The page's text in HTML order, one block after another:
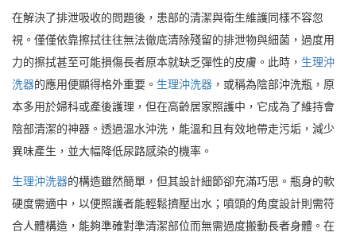
在解決了排泄吸收的問題後，患部的清潔與衛生維護同樣不容忽
視。僅僅依靠擦拭往往無法徹底清除殘留的排泄物與細菌，過度用
力的擦拭甚至可能損傷長者原本就缺乏彈性的皮膚。此時， 生理沖
洗器的應用便顯得格外重要。 生理沖洗器 ，或稱為陰部沖洗瓶，原
本多用於婦科或產後護理，但在高齡居家照護中，它成為了維持會
陰部清潔的神器。透過溫水沖洗，能溫和且有效地帶走污垢，減少
異味產生，並大幅降低尿路感染的機率。
生理沖洗器的構造雖然簡單，但其設計細節卻充滿巧思。瓶身的軟
硬度需適中，以便照護者能輕鬆擠壓出水；噴頭的角度設計則需符
合人體構造，能夠準確對準清潔部位而無需過度搬動長者身體。在